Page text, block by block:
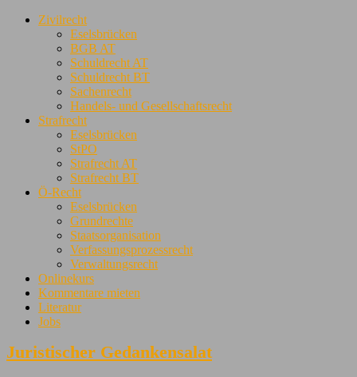
Zivilrecht
Eselsbrücken
BGB AT
Schuldrecht AT
Schuldrecht BT
Sachenrecht
Handels- und Gesellschaftsrecht
Strafrecht
Eselsbrücken
StPO
Strafrecht AT
Strafrecht BT
Ö-Recht
Eselsbrücken
Grundrechte
Staatsorganisation
Verfassungsprozessrecht
Verwaltungsrecht
Onlinekurs
Kommentare mieten
Literatur
Jobs
Juristischer Gedankensalat